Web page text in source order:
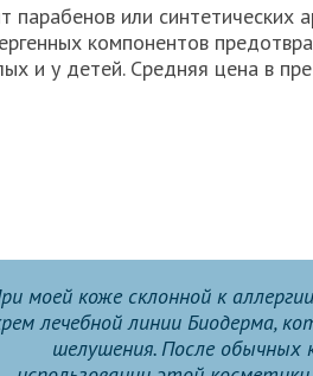
парабенов или синтетических
компонентов
и у детей. Средняя цена в
моей коже склонной к
лечебной линии Биодерма,
шелушения. После обычных